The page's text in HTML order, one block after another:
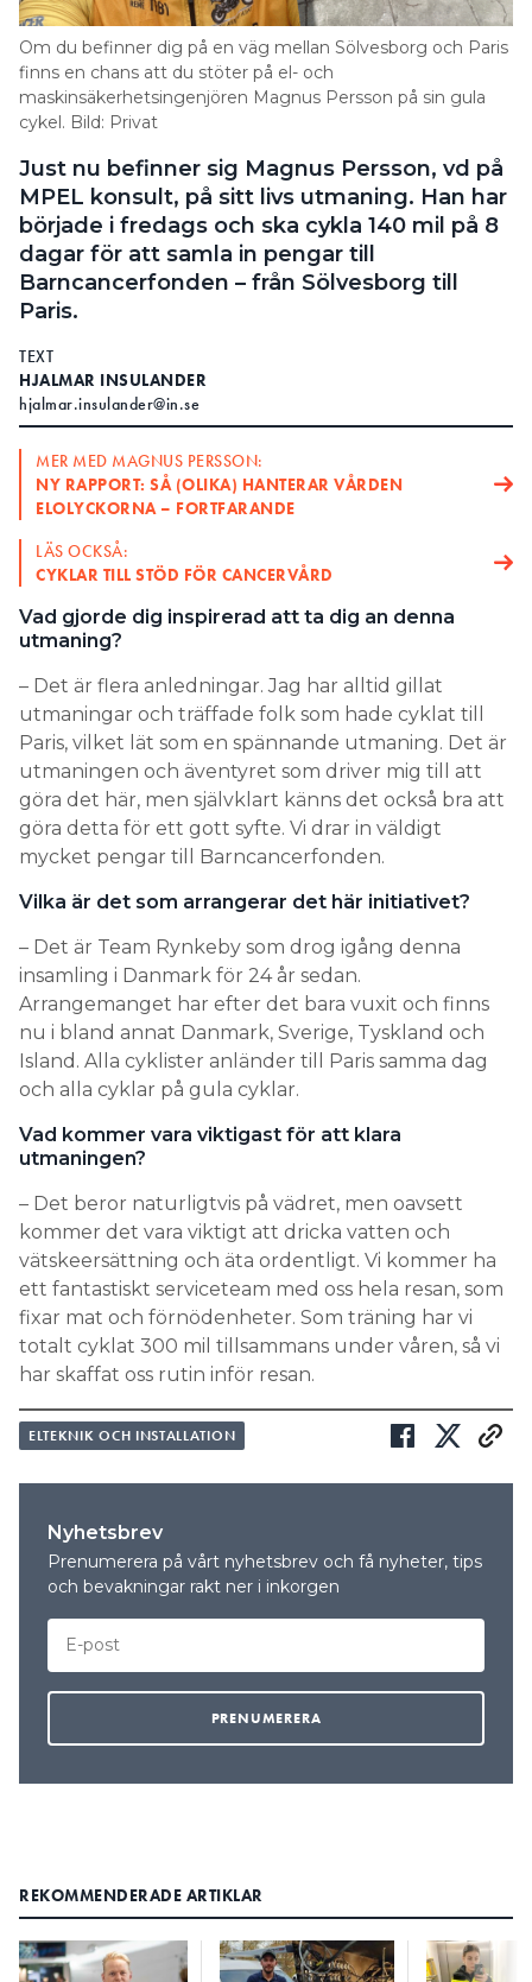
Search for:
Om du befinner dig på en väg mellan Sölvesborg och Paris
finns en chans att du stöter på el- och
maskinsäkerhetsingenjören Magnus Persson på sin gula
cykel. Bild: Privat
Just nu befinner sig Magnus Persson, vd på
MPEL konsult, på sitt livs utmaning. Han har
började i fredags och ska cykla 140 mil på 8
dagar för att samla in pengar till
Barncancerfonden – från Sölvesborg till
Paris.
TEXT
HJALMAR INSULANDER
hjalmar.insulander@in.se
MER MED MAGNUS PERSSON:
NY RAPPORT: SÅ (OLIKA) HANTERAR VÅRDEN
ELOLYCKORNA – FORTFARANDE
LÄS OCKSÅ:
CYKLAR TILL STÖD FÖR CANCERVÅRD
Vad gjorde dig inspirerad att ta dig an denna
utmaning?
– Det är flera anledningar. Jag har alltid gillat
utmaningar och träffade folk som hade cyklat till
Paris, vilket lät som en spännande utmaning. Det är
utmaningen och äventyret som driver mig till att
göra det här, men självklart känns det också bra att
göra detta för ett gott syfte. Vi drar in väldigt
mycket pengar till Barncancerfonden.
Vilka är det som arrangerar det här initiativet?
– Det är Team Rynkeby som drog igång denna
insamling i Danmark för 24 år sedan.
Arrangemanget har efter det bara vuxit och finns
nu i bland annat Danmark, Sverige, Tyskland och
Island. Alla cyklister anländer till Paris samma dag
och alla cyklar på gula cyklar.
Vad kommer vara viktigast för att klara
utmaningen?
– Det beror naturligtvis på vädret, men oavsett
kommer det vara viktigt att dricka vatten och
vätskeersättning och äta ordentligt. Vi kommer ha
ett fantastiskt serviceteam med oss hela resan, som
fixar mat och förnödenheter. Som träning har vi
totalt cyklat 300 mil tillsammans under våren, så vi
har skaffat oss rutin inför resan.
ELTEKNIK OCH INSTALLATION
Nyhetsbrev
Prenumerera på vårt nyhetsbrev och få nyheter, tips
och bevakningar rakt ner i inkorgen
REKOMMENDERADE ARTIKLAR